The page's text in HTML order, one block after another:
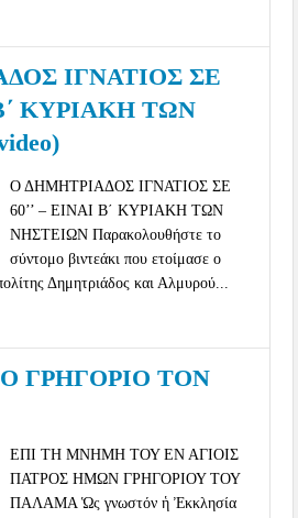
ΙΓΝΑΤΙΟΣ ΣΕ
Β΄ ΚΥΡΙΑΚΗ ΤΩΝ
Ο ΔΗΜΗΤΡΙΑΔΟΣ ΙΓΝΑΤΙΟΣ ΣΕ
60’’ – ΕΙΝΑΙ Β΄ ΚΥΡΙΑΚΗ ΤΩΝ
ΝΗΣΤΕΙΩΝ Παρακολουθήστε το
σύντομο βιντεάκι που ετοίμασε ο
Δημητριάδος και Αλμυρού...
ΓΡΗΓΟΡΙΟ ΤΟΝ
ΕΠΙ ΤΗ ΜΝΗΜΗ ΤΟΥ ΕΝ ΑΓΙΟΙΣ
ΠΑΤΡΟΣ ΗΜΩΝ ΓΡΗΓΟΡΙΟΥ ΤΟΥ
ΠΑΛΑΜΑ Ὡς γνωστόν ἡ Ἐκκλησία